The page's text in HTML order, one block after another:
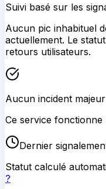
Suivi basé sur les
Aucun pic inhabituel
actuellement. Le
retours utilisateurs.
Aucun incident
Ce service fonctionne
Dernier
Statut calculé
?